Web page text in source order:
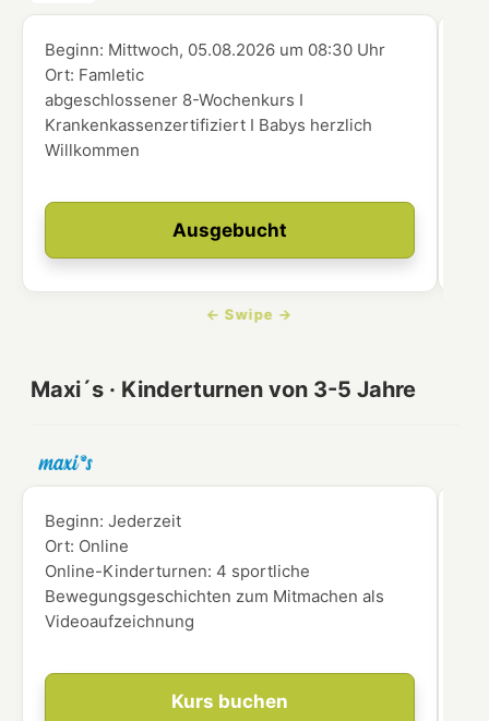
Ausgebucht
Beginn: Mittwoch, 05.08.2026 um 08:30 Uhr
Ort: Famletic
abgeschlossener 8-Wochenkurs I
Krankenkassenzertifiziert I Babys herzlich
Willkommen
Maxi´s · Kinderturnen von 3-5 Jahre
Kurs buchen
Beginn:Jederzeit
Ort: Online
Online-Kinderturnen: 4 sportliche
Bewegungsgeschichten zum Mitmachen als
Videoaufzeichnung